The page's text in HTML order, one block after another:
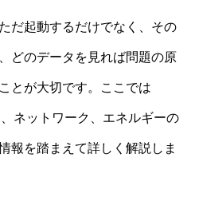
だ起動するだけでなく、その
どのデータを見れば問題の原
とが大切です。ここでは
ネットワーク、エネルギーの
報を踏まえて詳しく解説しま